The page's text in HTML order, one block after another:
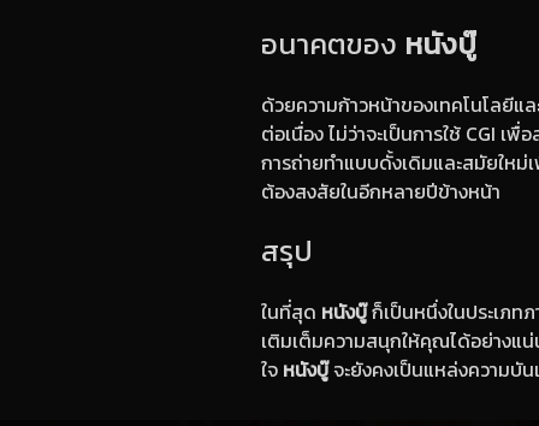
อนาคตของ หนังบู๊
ด้วยความก้าวหน้าของเทคโนโลยีแ
ต่อเนื่อง ไม่ว่าจะเป็นการใช้ CGI เ
การถ่ายทำแบบดั้งเดิมและสมัยให
ต้องสงสัยในอีกหลายปีข้างหน้า
สรุป
ในที่สุด หนังบู๊ก็เป็นหนึ่งในประเภท
เติมเต็มความสนุกให้คุณได้อย่างแ
ใจ หนังบู๊จะยังคงเป็นแหล่งความบั